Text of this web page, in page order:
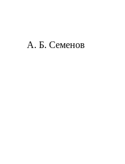
А. Б. Семенов